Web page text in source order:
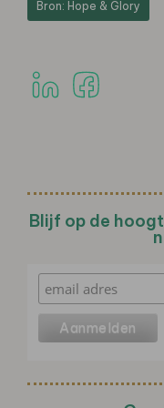
Bron: Hope & Glory
Blijf op de